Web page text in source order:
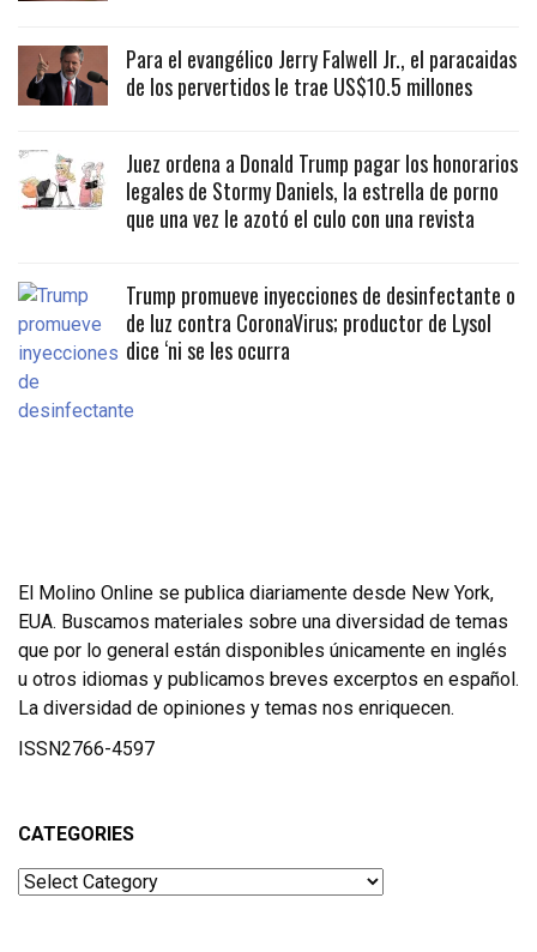
Para el evangélico Jerry Falwell Jr., el paracaidas
de los pervertidos le trae US$10.5 millones
Juez ordena a Donald Trump pagar los honorarios
legales de Stormy Daniels, la estrella de porno
que una vez le azotó el culo con una revista
Trump promueve inyecciones de desinfectante o
de luz contra CoronaVirus; productor de Lysol
dice ‘ni se les ocurra
El Molino Online se publica diariamente desde New York,
EUA. Buscamos materiales sobre una diversidad de temas
que por lo general están disponibles únicamente en inglés
u otros idiomas y publicamos breves excerptos en español.
La diversidad de opiniones y temas nos enriquecen.
ISSN2766-4597
CATEGORIES
Categories